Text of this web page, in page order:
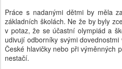
Práce s nadanými dětmi by měla
základních školách. Ne že by byly
v potaz, že se účastní olympiád a
udivují odborníky svými
České hlavičky nebo při výměnných
nestačí.